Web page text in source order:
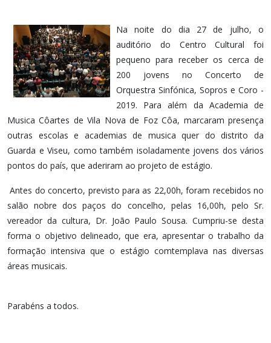
Na noite do dia 27 de julho, o
auditório do Centro Cultural foi
pequeno para receber os cerca de
200 jovens no Concerto de
Orquestra Sinfónica, Sopros e Coro -
2019. Para além da Academia de
Musica Côartes de Vila Nova de Foz Côa, marcaram presença
outras escolas e academias de musica quer do distrito da
Guarda e Viseu, como também isoladamente jovens dos vários
pontos do país, que aderiram ao projeto de estágio.
Antes do concerto, previsto para as 22,00h, foram recebidos no
salão nobre dos paços do concelho, pelas 16,00h, pelo Sr.
vereador da cultura, Dr. João Paulo Sousa. Cumpriu-se desta
forma o objetivo delineado, que era, apresentar o trabalho da
formação intensiva que o estágio comtemplava nas diversas
áreas musicais.
Parabéns a todos.